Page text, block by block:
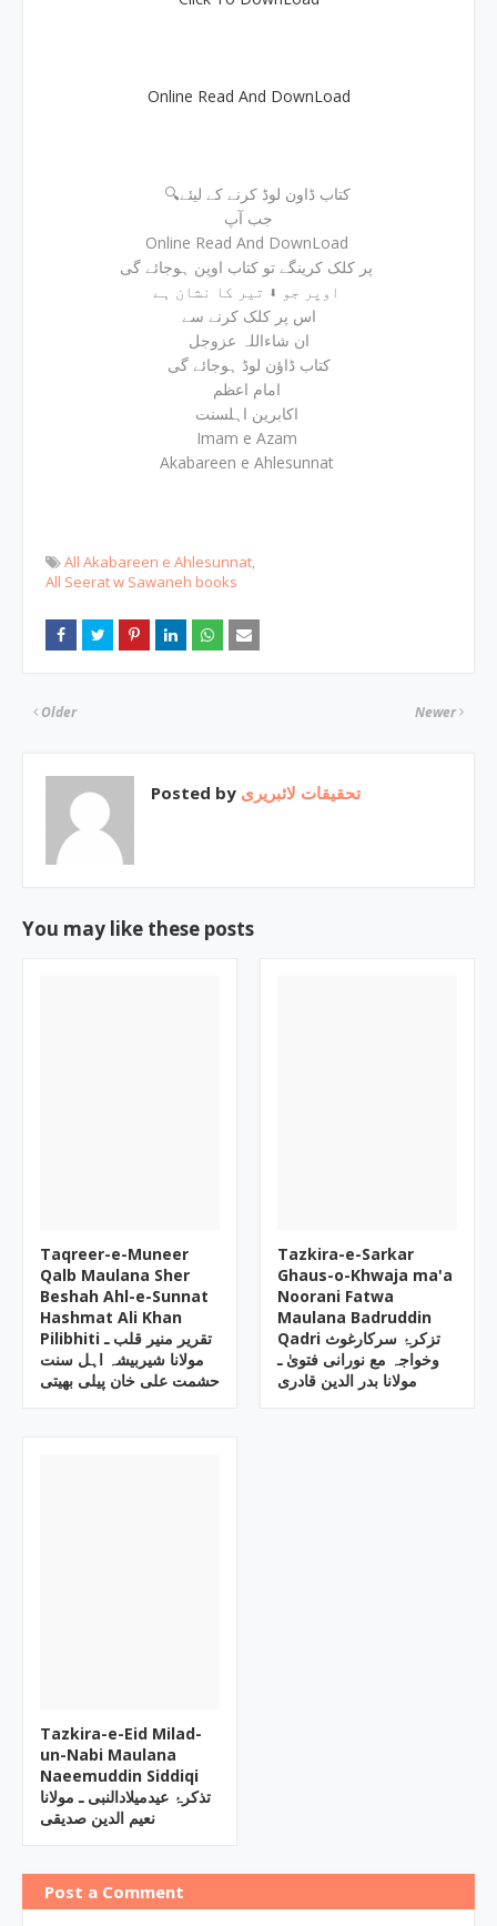
Online Read And DownLoad
🔍کتاب ڈاون لوڈ کرنے کے لیئے
جب آپ
Online Read And DownLoad
اس پر کلک کرنے سے
ان شاءاللہ عزوجل
کتاب ڈاؤن لوڈ ہوجائے گی
Imam e Azam
Akabareen e Ahlesunnat
All Akabareen e Ahlesunnat
All Seerat w Sawaneh books
Newer
Older
Posted by تحقیقات لائبریری
You may like these posts
Taqreer-e-Muneer
Qalb Maulana Sher
Beshah Ahl-e-Sunnat
Hashmat Ali Khan
Pilibhiti تقریر منیر قلب ـ
مولانا شیربیشہ اہل سنت
حشمت علی خان پیلی بھیتی
Tazkira-e-Sarkar
Ghaus-o-Khwaja ma'a
Noorani Fatwa
Maulana Badruddin
Qadri تزکرۂ سرکارغوث
وخواجہ مع نورانی فتویٰ ـ
مولانا بدر الدین قادری
Tazkira-e-Eid Milad-
un-Nabi Maulana
Naeemuddin Siddiqi
تذکرۂ عیدمیلادالنبی ـ مولانا
نعیم الدین صدیقی
Post a Comment